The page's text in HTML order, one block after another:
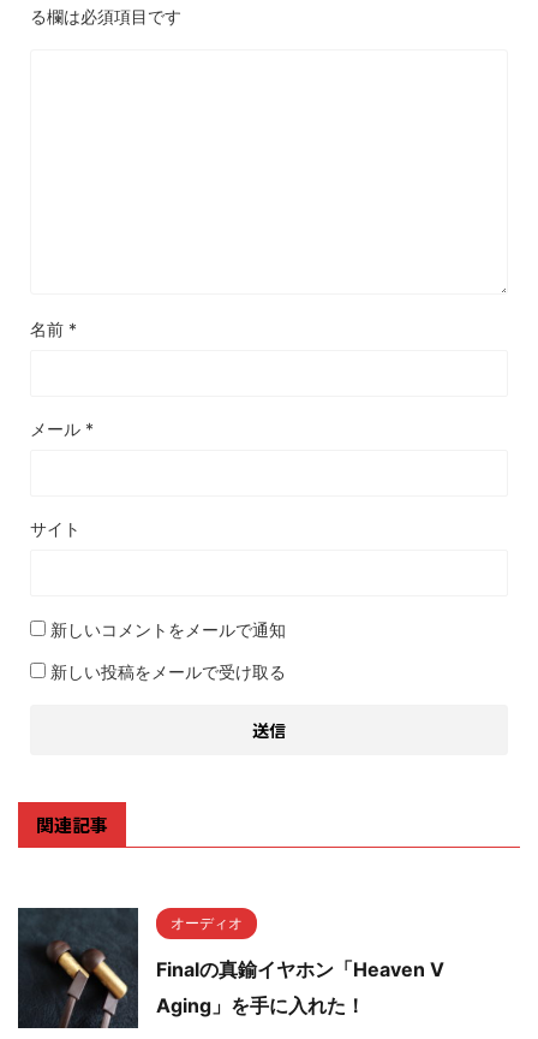
る欄は必須項目です
名前 *
メール *
サイト
新しいコメントをメールで通知
新しい投稿をメールで受け取る
関連記事
オーディオ
Finalの真鍮イヤホン「Heaven V
Aging」を手に入れた！